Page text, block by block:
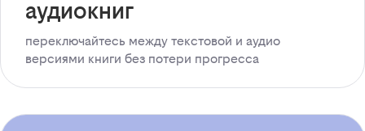
аудиокниг
переключайтесь между текстовой и аудио
версиями книги без потери прогресса